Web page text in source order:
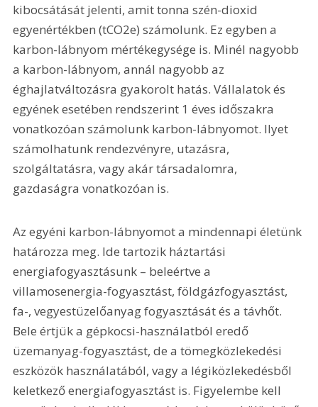
kibocsátását jelenti, amit tonna szén-dioxid
egyenértékben (tCO2e) számolunk. Ez egyben a
karbon-lábnyom mértékegysége is. Minél nagyobb
a karbon-lábnyom, annál nagyobb az
éghajlatváltozásra gyakorolt hatás. Vállalatok és
egyének esetében rendszerint 1 éves időszakra
vonatkozóan számolunk karbon-lábnyomot. Ilyet
számolhatunk rendezvényre, utazásra,
szolgáltatásra, vagy akár társadalomra,
gazdaságra vonatkozóan is.
Az egyéni karbon-lábnyomot a mindennapi életünk
határozza meg. Ide tartozik háztartási
energiafogyasztásunk – beleértve a
villamosenergia-fogyasztást, földgázfogyasztást,
fa-, vegyestüzelőanyag fogyasztását és a távhőt.
Bele értjük a gépkocsi-használatból eredő
üzemanyag-fogyasztást, de a tömegközlekedési
eszközök használatából, vagy a légiközlekedésből
keletkező energiafogyasztást is. Figyelembe kell